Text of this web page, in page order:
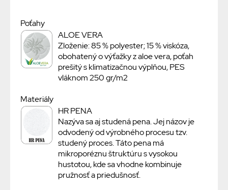
Poťahy
ALOE VERA
Zloženie: 85 % polyester; 15 % viskóza,
obohatený o výťažky z aloe vera, poťah
prešitý s klimatizačnou výplňou, PES
vláknom 250 gr/m2
Materiály
HR PENA
Nazýva sa aj studená pena. Jej názov je
odvodený od výrobného procesu tzv.
studený proces. Táto pena má
mikroporéznu štruktúru s vysokou
hustotou, kde sa vhodne kombinuje
pružnosť a priedušnosť.